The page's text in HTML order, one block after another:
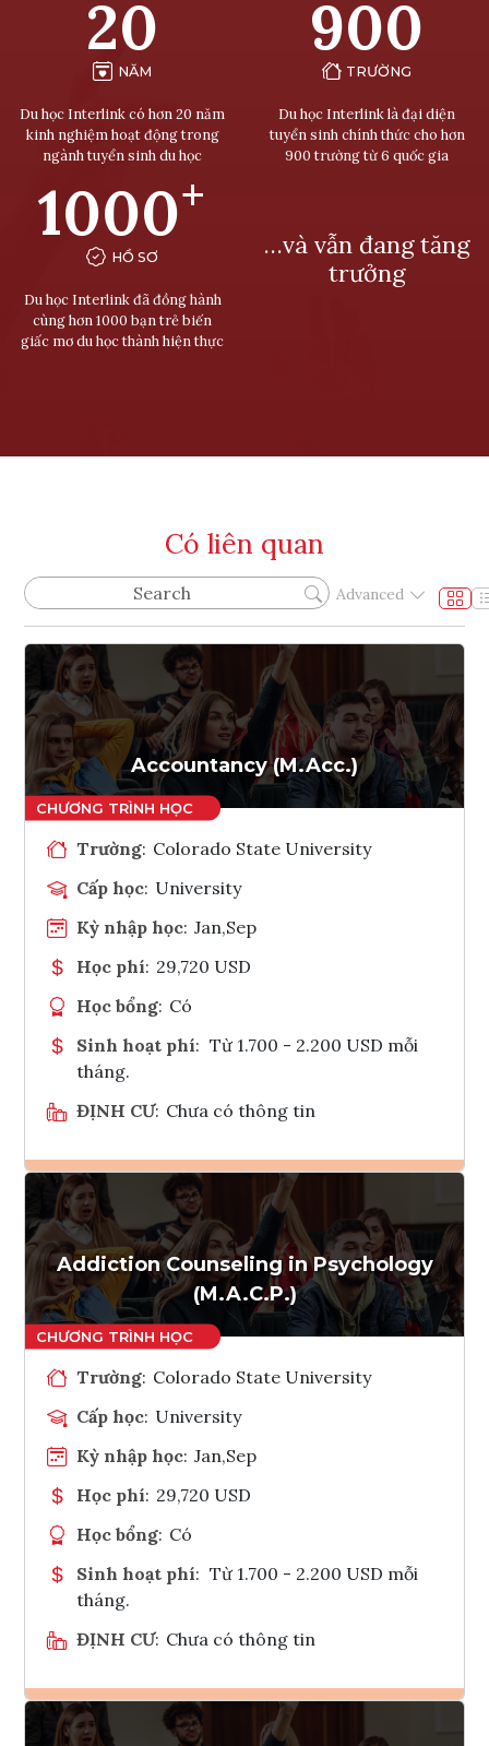
20
NĂM
Du học Interlink có hơn 20 năm
kinh nghiệm hoạt động trong
ngành tuyển sinh du học
900
TRƯỜNG
Du học Interlink là đại diện
tuyển sinh chính thức cho hơn
900 trường từ 6 quốc gia
1000+
HỒ SƠ
Du học Interlink đã đồng hành
cùng hơn 1000 bạn trẻ biến
giấc mơ du học thành hiện thực
…và vẫn đang tăng
trưởng
Có liên quan
Advanced
Accountancy (M.Acc.)
Trường: Colorado State University
Cấp học: University
Kỳ nhập học: Jan,Sep
Học phí: 29,720 USD
Học bổng: Có
Sinh hoạt phí: Từ 1.700 - 2.200 USD mỗi
tháng.
ĐỊNH CƯ: Chưa có thông tin
Ghi danh
Tham vấn Interlink
Addiction Counseling in Psychology
(M.A.C.P.)
Trường: Colorado State University
Cấp học: University
Kỳ nhập học: Jan,Sep
Học phí: 29,720 USD
Học bổng: Có
Sinh hoạt phí: Từ 1.700 - 2.200 USD mỗi
tháng.
ĐỊNH CƯ: Chưa có thông tin
Ghi danh